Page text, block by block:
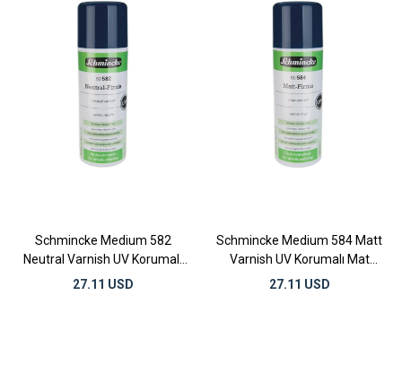
Schmincke Medium 582
Neutral Varnish UV Korumalı
Nötr Sprey Vernik 300 ml
27.11 USD
Schmincke Medium 584 Matt
Varnish UV Korumalı Mat
Sprey Vernik 300 ml
27.11 USD